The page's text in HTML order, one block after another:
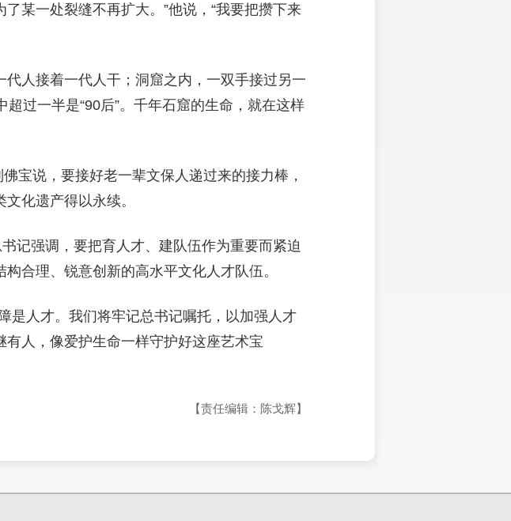
某一处裂缝不再扩大。”他说，“我要把攒下来
人接着一代人干；洞窟之内，一双手接过另一
过一半是“90后”。千年石窟的生命，就在这样
宝说，要接好老一辈文保人递过来的接力棒，
化遗产得以永续。
记强调，要把育人才、建队伍作为重要而紧迫
合理、锐意创新的高水平文化人才队伍。
是人才。我们将牢记总书记嘱托，以加强人才
人，像爱护生命一样守护好这座艺术宝
【责任编辑：陈戈辉】